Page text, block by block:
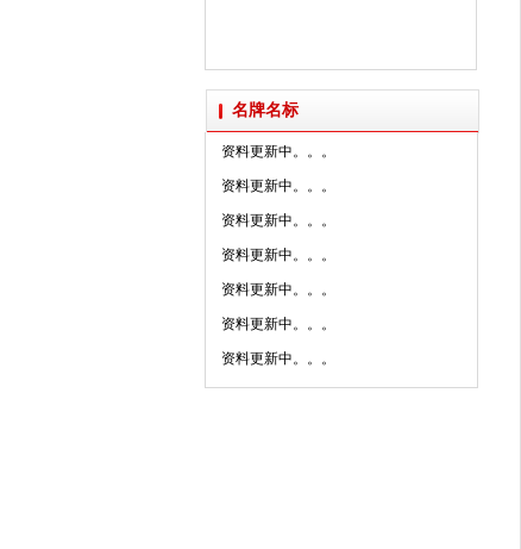
派陶科技获授“创新设计研......
名牌名标
资料更新中。。。
资料更新中。。。
资料更新中。。。
资料更新中。。。
资料更新中。。。
资料更新中。。。
资料更新中。。。
资料更新中。。。
资料更新中。。。
资料更新中。。。